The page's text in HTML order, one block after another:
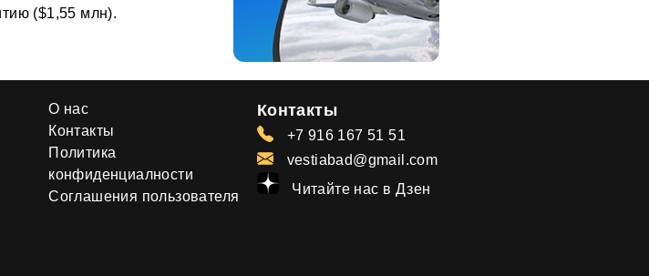
($1,55 млн).
О нас
Контакты
Политика
конфиденциалности
Соглашения пользователя
Контакты
+7 916 167 51 51
vestiabad@gmail.com
Читайте нас в Дзен